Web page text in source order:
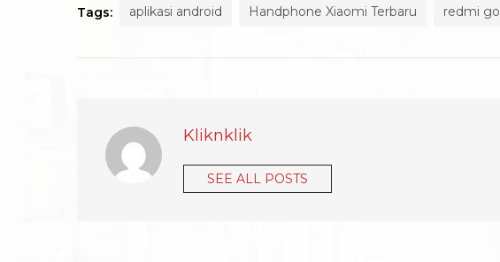
Tags: aplikasi android Handphone Xiaomi Terbaru redmi go
Kliknklik
SEE ALL POSTS